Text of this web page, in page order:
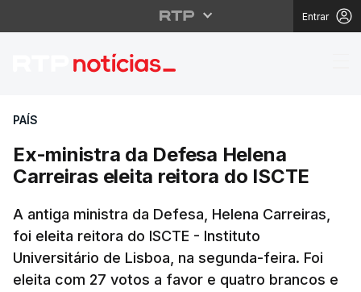
Entrar
Ex-ministra da
PAÍS
Ex-ministra da Defesa Helena
Carreiras eleita reitora do ISCTE
A antiga ministra da Defesa, Helena Carreiras,
foi eleita reitora do ISCTE - Instituto
Universitário de Lisboa, na segunda-feira. Foi
eleita com 27 votos a favor e quatro brancos e